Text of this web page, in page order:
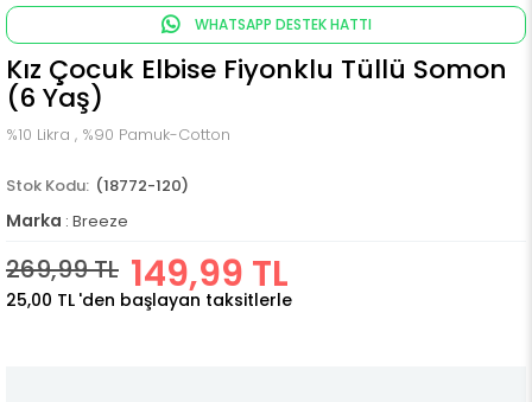
WHATSAPP DESTEK HATTI
Kız Çocuk Elbise Fiyonklu Tüllü Somon
(6 Yaş)
%10 Likra , %90 Pamuk-Cotton
(18772-120)
Marka : Breeze
269,99 TL 149,99 TL
25,00 TL 'den başlayan taksitlerle